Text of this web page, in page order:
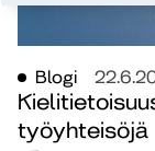
Blogi
työyhteisöjä